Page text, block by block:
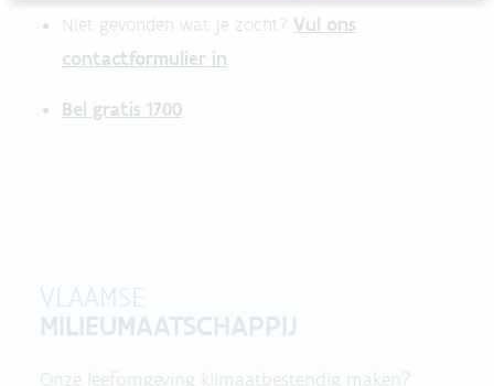
Niet gevonden wat je zocht? Vul ons
contactformulier in.
Bel gratis 1700
VLAAMSE
MILIEUMAATSCHAPPIJ
Onze leefomgeving klimaatbestendig maken?